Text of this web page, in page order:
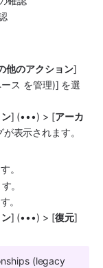
他のアクション]
ス を管理)] を選
] (•••) > [アーカ
表示されます。
。
。
。
] (•••) > [復元]
(legacy